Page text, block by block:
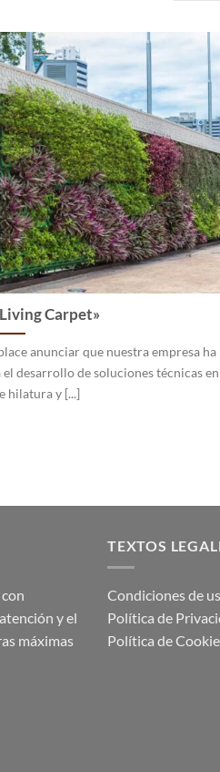
Carpet»
anunciar que nuestra empresa ha
desarrollo de soluciones técnicas
hilatura y [...]
y el
máximas
TEXTOS
Condiciones de
Política de
Política de